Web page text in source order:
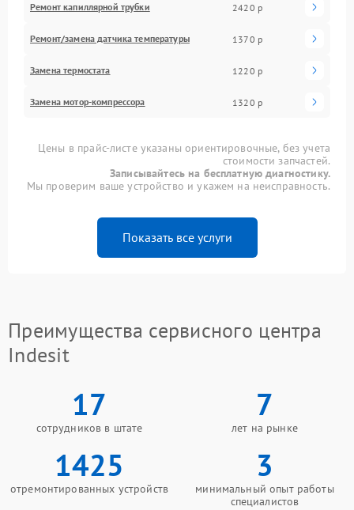
Ремонт капиллярной трубки 2420 р
Ремонт/замена датчика температуры 1370 р
Замена термостата 1220 р
Замена мотор-компрессора 1320 р
Цены в прайс-листе указаны ориентировочные, без учета
стоимости запчастей.
Записывайтесь на бесплатную диагностику.
Мы проверим ваше устройство и укажем на неисправность.
Показать все услуги
Преимущества сервисного центра
Indesit
17
сотрудников в штате
7
лет на рынке
1425
отремонтированных устройств
3
минимальный опыт работы
специалистов